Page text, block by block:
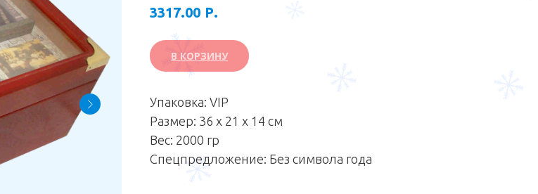
3317.00 Р.
В КОРЗИНУ
Упаковка: VIP
Размер: 36 х 21 х 14 см
Вес: 2000 гр
Спецпредложение: Без символа года